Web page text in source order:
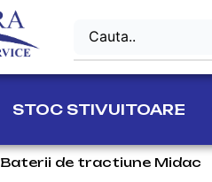
STOC STIVUITOARE
Baterii de tractiune Midac